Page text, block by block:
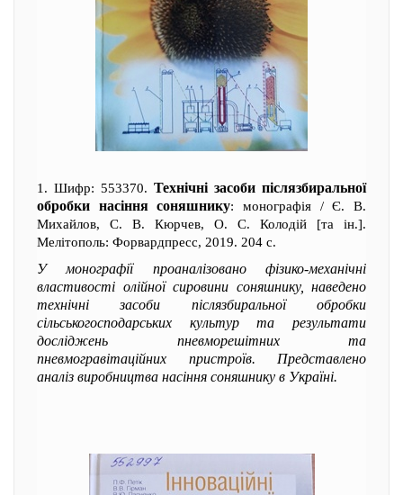
1. Шифр: 553370. Технічні засоби післязбиральної
обробки насіння соняшнику: монографія / Є. В.
Михайлов, С. В. Кюрчев, О. С. Колодій [та ін.].
Мелітополь: Форвардпресс, 2019. 204 с.
У монографії проаналізовано фізико-механічні
властивості олійної сировини соняшнику, наведено
технічні засоби післязбиральної обробки
сільськогосподарських культур та результати
досліджень пневморешітних та
пневмогравітаційних пристроїв. Представлено
аналіз виробництва насіння соняшнику в Україні.